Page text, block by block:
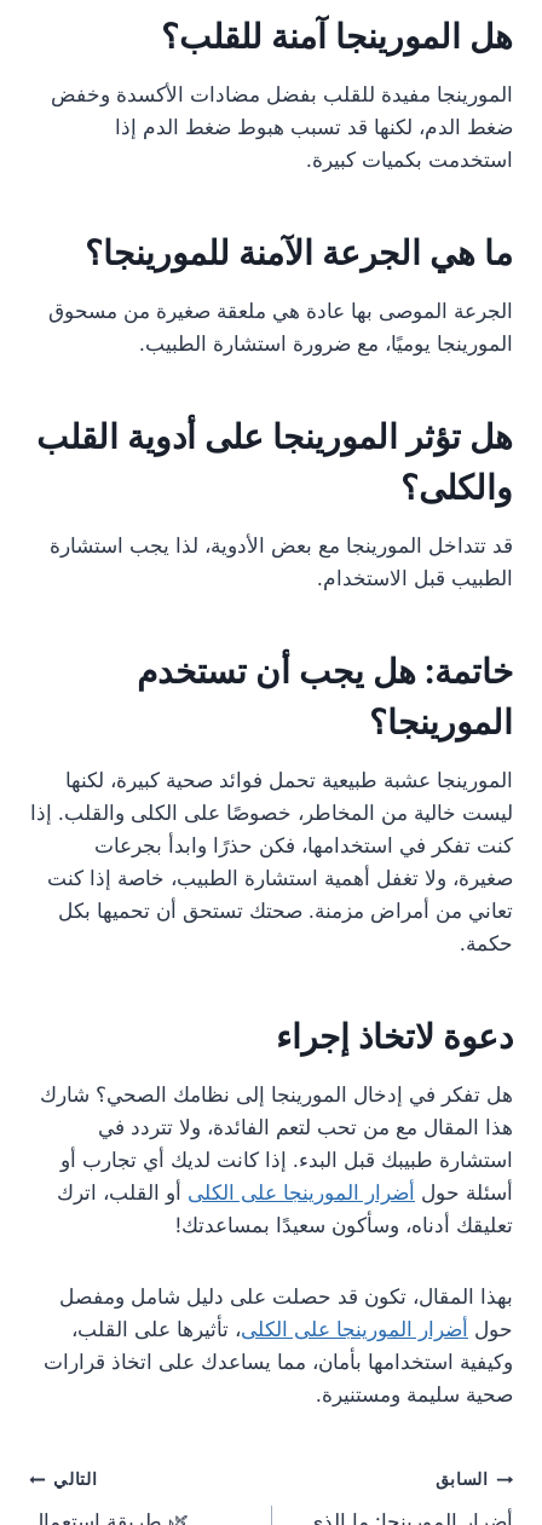
هل المورينجا آمنة للقلب؟
المورينجا مفيدة للقلب بفضل مضادات الأكسدة وخفض
ضغط الدم، لكنها قد تسبب هبوط ضغط الدم إذا
استخدمت بكميات كبيرة.
ما هي الجرعة الآمنة للمورينجا؟
الجرعة الموصى بها عادة هي ملعقة صغيرة من مسحوق
المورينجا يوميًا، مع ضرورة استشارة الطبيب.
هل تؤثر المورينجا على أدوية القلب
والكلى؟
قد تتداخل المورينجا مع بعض الأدوية، لذا يجب استشارة
الطبيب قبل الاستخدام.
خاتمة: هل يجب أن تستخدم
المورينجا؟
المورينجا عشبة طبيعية تحمل فوائد صحية كبيرة، لكنها
ليست خالية من المخاطر، خصوصًا على الكلى والقلب. إذا
كنت تفكر في استخدامها، فكن حذرًا وابدأ بجرعات
صغيرة، ولا تغفل أهمية استشارة الطبيب، خاصة إذا كنت
تعاني من أمراض مزمنة. صحتك تستحق أن تحميها بكل
حكمة.
دعوة لاتخاذ إجراء
هل تفكر في إدخال المورينجا إلى نظامك الصحي؟ شارك
هذا المقال مع من تحب لتعم الفائدة، ولا تتردد في
استشارة طبيبك قبل البدء. إذا كانت لديك أي تجارب أو
أسئلة حول أضرار المورينجا على الكلى أو القلب، اترك
تعليقك أدناه، وسأكون سعيدًا بمساعدتك!
بهذا المقال، تكون قد حصلت على دليل شامل ومفصل
حول أضرار المورينجا على الكلى، تأثيرها على القلب،
وكيفية استخدامها بأمان، مما يساعدك على اتخاذ قرارات
صحية سليمة ومستنيرة.
تصفّح
السابق التالي